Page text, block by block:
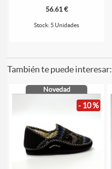
56.61 €
Stock: 5 Unidades
También te puede interesar:
Novedad
- 10 %